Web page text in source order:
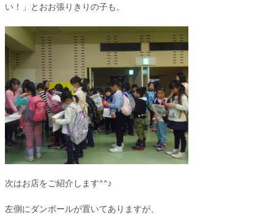
い！」とおお張りきりの子も。
次はお店をご紹介します^^♪
左側にダンボールが置いてありますが、